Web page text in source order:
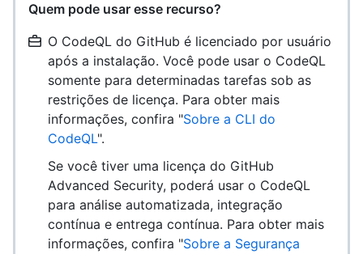
Quem pode usar esse recurso?
O CodeQL do GitHub é licenciado por usuário
após a instalação. Você pode usar o CodeQL
somente para determinadas tarefas sob as
restrições de licença. Para obter mais
informações, confira "Sobre a CLI do
CodeQL".
Se você tiver uma licença do GitHub
Advanced Security, poderá usar o CodeQL
para análise automatizada, integração
contínua e entrega contínua. Para obter mais
informações, confira "Sobre a Segurança